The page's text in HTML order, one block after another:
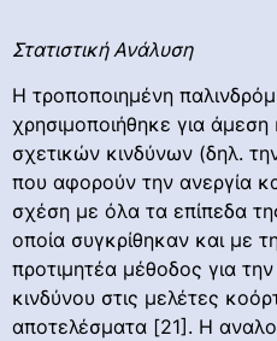
Στατιστική Ανάλυση
Η τροποποιημένη
χρησιμοποιήθηκε για
σχετικών κινδύνων (δηλ.
που αφορούν την ανεργία
σχέση με όλα τα επίπεδα
οποία συγκρίθηκαν και με
προτιμητέα μέθοδος για
κινδύνου στις μελέτες
αποτελέσματα [21]. Η